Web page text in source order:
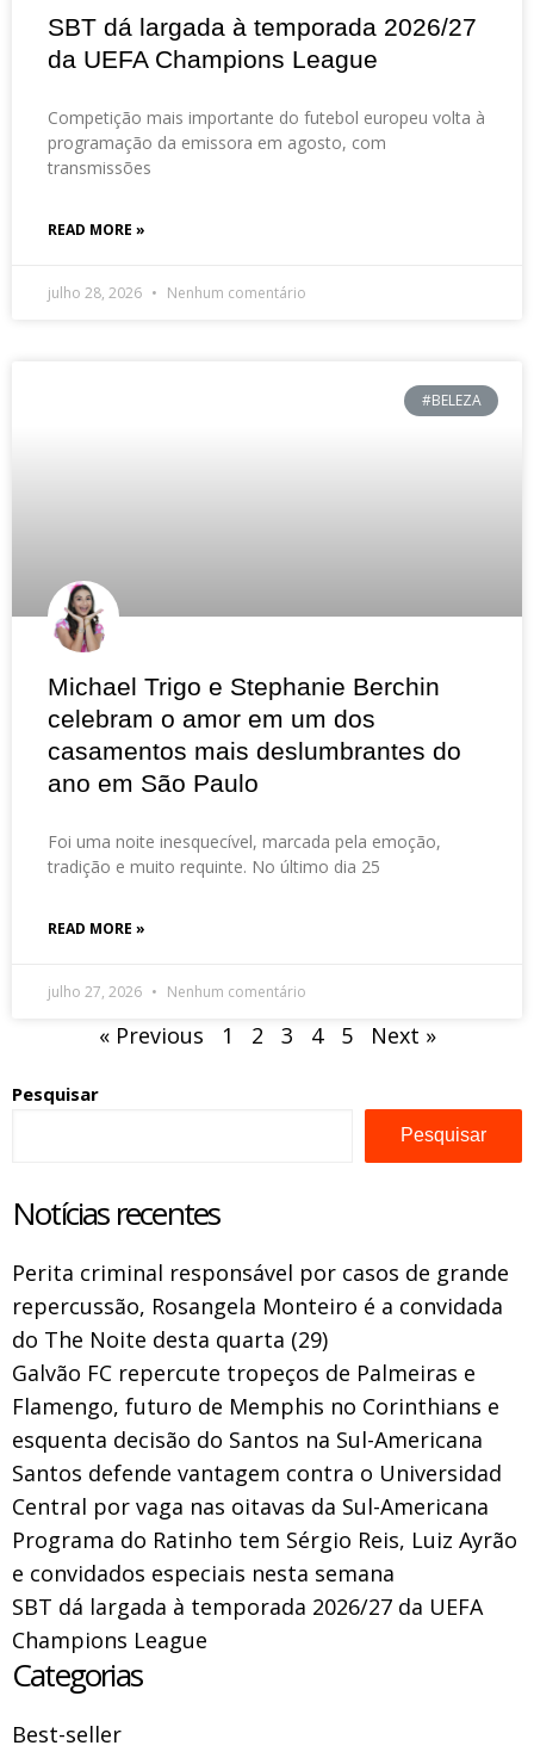
SBT dá largada à temporada 2026/27
da UEFA Champions League
Competição mais importante do futebol europeu volta à
programação da emissora em agosto, com
transmissões
READ MORE »
julho 28, 2026 Nenhum comentário
#BELEZA
Michael Trigo e Stephanie Berchin
celebram o amor em um dos
casamentos mais deslumbrantes do
ano em São Paulo
Foi uma noite inesquecível, marcada pela emoção,
tradição e muito requinte. No último dia 25
READ MORE »
julho 27, 2026 Nenhum comentário
« Previous 1 2 3 4 5 Next »
Pesquisar
Pesquisar
Notícias recentes
Perita criminal responsável por casos de grande
repercussão, Rosangela Monteiro é a convidada
do The Noite desta quarta (29)
Galvão FC repercute tropeços de Palmeiras e
Flamengo, futuro de Memphis no Corinthians e
esquenta decisão do Santos na Sul-Americana
Santos defende vantagem contra o Universidad
Central por vaga nas oitavas da Sul-Americana
Programa do Ratinho tem Sérgio Reis, Luiz Ayrão
e convidados especiais nesta semana
SBT dá largada à temporada 2026/27 da UEFA
Champions League
Categorias
Best-seller